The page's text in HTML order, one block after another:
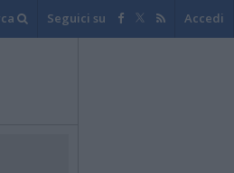
Seguici su Accedi